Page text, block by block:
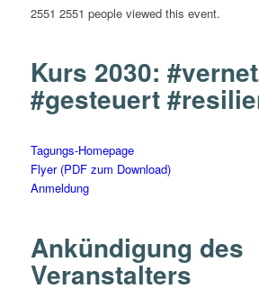
2551 2551 people viewed this event.
Kurs 2030:
#gesteuert
Tagungs-Homepage
Flyer (PDF zum Download)
Anmeldung
Ankündigung des
Veranstalters